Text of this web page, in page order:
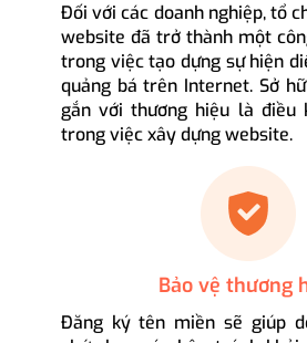
Đối với các doanh nghiệp, tổ
website đã trở thành một
trong việc tạo dựng sự hiện
quảng bá trên Internet. Sở
gắn với thương hiệu là điều
trong việc xây dựng website.
Bảo vệ thương
Đăng ký tên miền sẽ giúp